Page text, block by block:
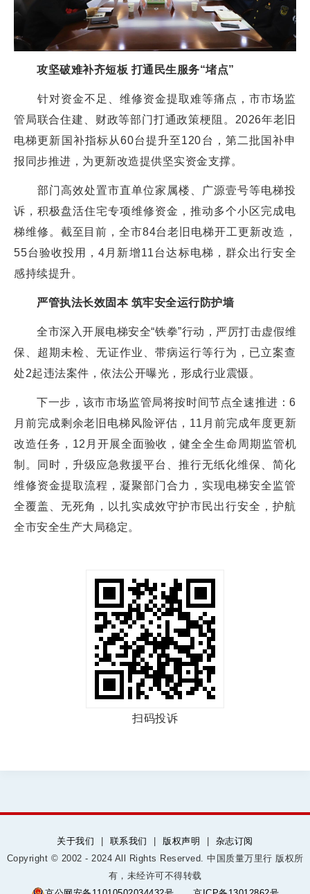
攻坚破难补齐短板 打通民生服务“堵点”
针对资金不足、维修资金提取难等痛点，市市场监
管局联合住建、财政等部门打通政策梗阻。2026年老旧
电梯更新国补指标从60台提升至120台，第二批国补申
报同步推进，为更新改造提供坚实资金支撑。
部门高效处置市直单位家属楼、广源壹号等电梯投
诉，积极盘活住宅专项维修资金，推动多个小区完成电
梯维修。截至目前，全市84台老旧电梯开工更新改造，
55台验收投用，4月新增11台达标电梯，群众出行安全
感持续提升。
严管执法长效固本 筑牢安全运行防护墙
全市深入开展电梯安全“铁拳”行动，严厉打击虚假维
保、超期未检、无证作业、带病运行等行为，已立案查
处2起违法案件，依法公开曝光，形成行业震慑。
下一步，该市市场监管局将按时间节点全速推进：6
月前完成剩余老旧电梯风险评估，11月前完成年度更新
改造任务，12月开展全面验收，健全全生命周期监管机
制。同时，升级应急救援平台、推行无纸化维保、简化
维修资金提取流程，凝聚部门合力，实现电梯安全监管
全覆盖、无死角，以扎实成效守护市民出行安全，护航
全市安全生产大局稳定。
扫码投诉
关于我们 联系我们 版权声明
杂志订阅
Copyright © 2002 - 2024 All Rights Reserved. 中国质量万里行 版权所
有，未经许可不得转载